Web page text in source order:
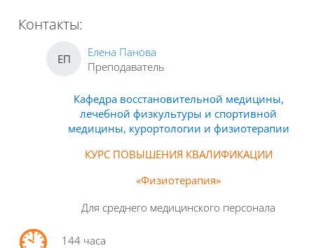
Контакты:
ЕП
Елена Панова
Преподаватель
Кафедра восстановительной медицины,
лечебной физкультуры и спортивной
медицины, курортологии и физиотерапии
КУРС ПОВЫШЕНИЯ КВАЛИФИКАЦИИ
«Физиотерапия»
Для среднего медицинского персонала
144 часа